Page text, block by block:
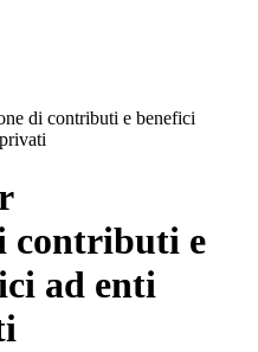
di contributi e benefici
contributi e
ad enti